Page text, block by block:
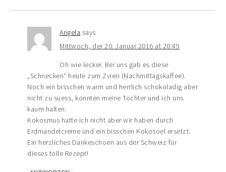
Angela says
Mittwoch, der 20. Januar 2016 at 20:49
Oh wie lecker. Bei uns gab es diese
„Schnecken“ heute zum Zvieri (Nachmittagskaffee).
Noch ein bisschen warm und herrlich schokoladig aber
nicht zu suess, konnten meine Tochter und ich uns
kaum halten.
Kokosmus hatte ich nicht aber wir haben durch
Erdmandelcreme und ein bisschen Kokosoel ersetzt.
Ein herzliches Dankeschoen aus der Schweiz für
dieses tolle Rezept!